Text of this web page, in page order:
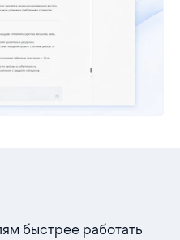
быстрее работать